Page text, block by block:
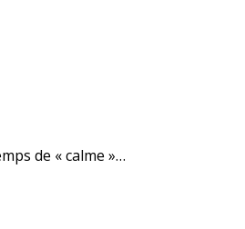
de « calme »…